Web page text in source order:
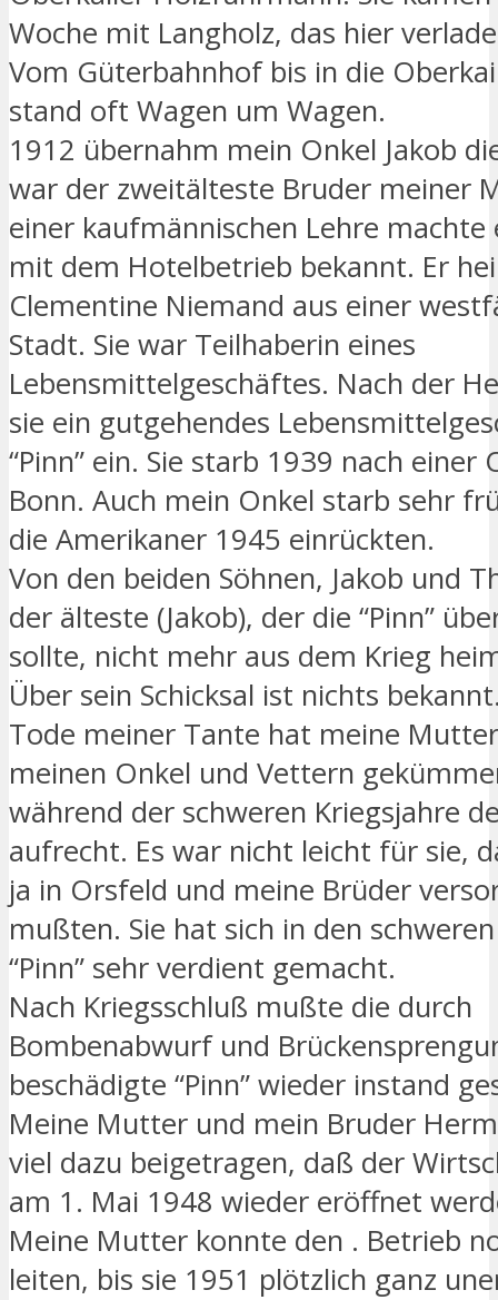
Woche mit Langholz, das hier
Vom Güterbahnhof bis in die
stand oft Wagen um Wagen.
1912 übernahm mein Onkel Jakob
war der zweitälteste Bruder meiner
einer kaufmännischen Lehre machte
mit dem Hotelbetrieb bekannt. Er
Clementine Niemand aus einer
Stadt. Sie war Teilhaberin eines
Lebensmittelgeschäftes. Nach der
sie ein gutgehendes
“Pinn” ein. Sie starb 1939 nach einer
Bonn. Auch mein Onkel starb sehr
die Amerikaner 1945 einrückten.
Von den beiden Söhnen, Jakob und
der älteste (Jakob), der die “Pinn”
sollte, nicht mehr aus dem Krieg
Über sein Schicksal ist nichts
Tode meiner Tante hat meine
meinen Onkel und Vettern
während der schweren Kriegsjahre
aufrecht. Es war nicht leicht für sie,
ja in Orsfeld und meine Brüder
mußten. Sie hat sich in den
“Pinn” sehr verdient gemacht.
Nach Kriegsschluß mußte die durch
Bombenabwurf und
beschädigte “Pinn” wieder instand
Meine Mutter und mein Bruder
viel dazu beigetragen, daß der
am 1. Mai 1948 wieder eröffnet
Meine Mutter konnte den . Betrieb
leiten, bis sie 1951 plötzlich ganz